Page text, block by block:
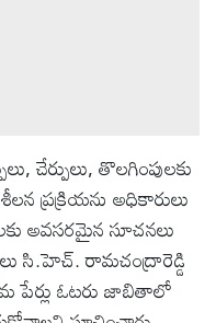
చేర్పులు, తొలగింపులకు
ప్రక్రియను అధికారులు
అవసరమైన సూచనలు
సి.హెచ్. రామచంద్రారెడ్డి
పేర్లు ఓటరు జాబితాలో